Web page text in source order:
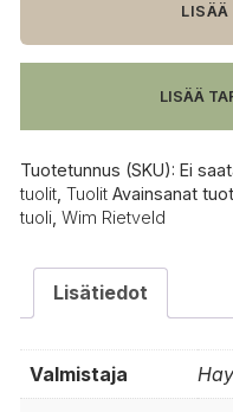
LISÄÄ
LISÄÄ
Tuotetunnus (SKU): Ei
tuolit Tuolit Avainsanat
tuoli Wim Rietveld
Lisätiedot
Valmistaja Hay